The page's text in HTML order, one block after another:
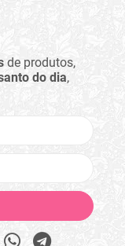
de produtos,
do dia,